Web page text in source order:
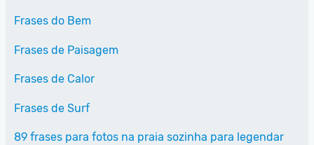
Frases do Bem
Frases de Paisagem
Frases de Calor
Frases de Surf
89 frases para fotos na praia sozinha para legendar